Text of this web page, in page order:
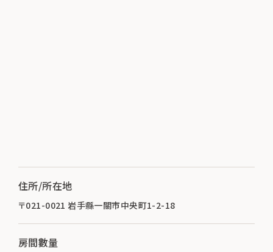
住所/所在地
〒021-0021 岩手縣一關市中央町1-2-18
房間數量